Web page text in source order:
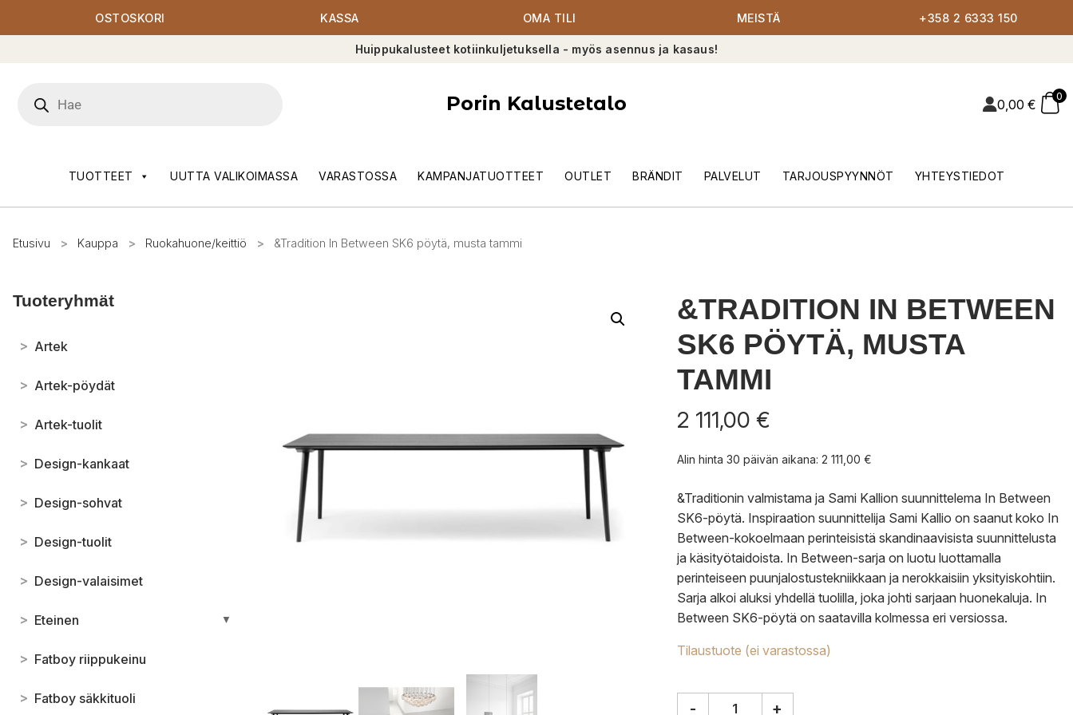
OSTOSKORI KASSA OMA TILI MEISTÄ +358 2 6333 150
Huippukalusteet kotiinkuljetuksella - myös asennus ja kasaus!
search
Porin Kalustetalo 0,00 €
0
TUOTTEET UUTTA VALIKOIMASSA VARASTOSSA KAMPANJATUOTTEET OUTLET BRÄNDIT PALVELUT TARJOUSPYYNNÖT YHTEYSTIEDOT
Etusivu > Kauppa > Ruokahuone/keittiö > &Tradition In Between SK6 pöytä, musta tammi
Tuoteryhmät
> Artek
> Artek-pöydät
> Artek-tuolit
> Design-kankaat
> Design-sohvat
> Design-tuolit
> Design-valaisimet
> Eteinen ▼
> Fatboy riippukeinu
> Fatboy säkkituoli
&TRADITION IN BETWEEN
SK6 PÖYTÄ, MUSTA
TAMMI
2 111,00 €
Alin hinta 30 päivän aikana: 2 111,00 €
&Traditionin valmistama ja Sami Kallion suunnittelema In Between
SK6-pöytä. Inspiraation suunnittelija Sami Kallio on saanut koko In
Between-kokoelmaan perinteisistä skandinaavisista suunnittelusta
ja käsityötaidoista. In Between-sarja on luotu luottamalla
perinteiseen puunjalostustekniikkaan ja nerokkaisiin yksityiskohtiin.
Sarja alkoi aluksi yhdellä tuolilla, joka johti sarjaan huonekaluja. In
Between SK6-pöytä on saatavilla kolmessa eri versiossa.
Tilaustuote (ei varastossa)
- +